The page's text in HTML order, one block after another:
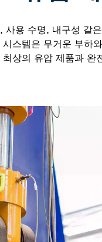
사용 수명, 내구성 같
시스템은 무거운 부하
최상의 유압 제품과 완